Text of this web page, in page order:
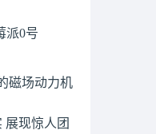
派0号
磁场动力机
展现惊人团